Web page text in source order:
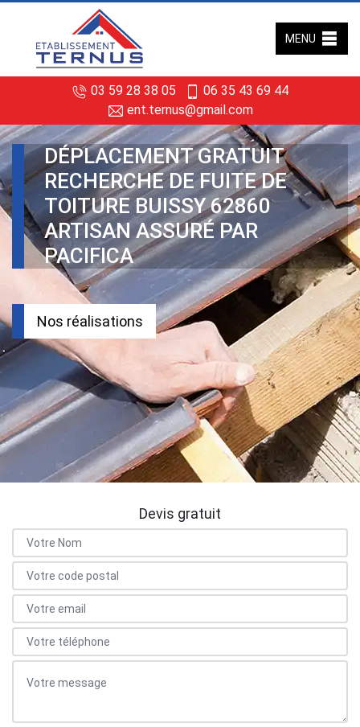
03 59 28 38 05
06 35 43 69 44
ent.ternus@gmail.com
MENU
DÉPLACEMENT GRATUIT
RECHERCHE DE FUITE DE
TOITURE BUISSY 62860
ARTISAN ASSURÉ PAR
PACIFICA
Nos réalisations
Devis gratuit